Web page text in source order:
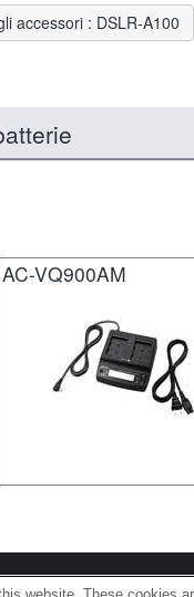
accessori : DSLR-A100
AC-VQ900AM